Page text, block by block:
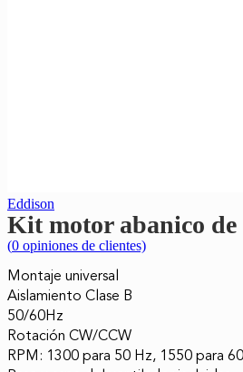
Eddison
Kit motor abanico
(0 opiniones de clientes)
Montaje universal
Aislamiento Clase B
50/60Hz
Rotación CW/CCW
RPM: 1300 para 50 Hz, 1550 para